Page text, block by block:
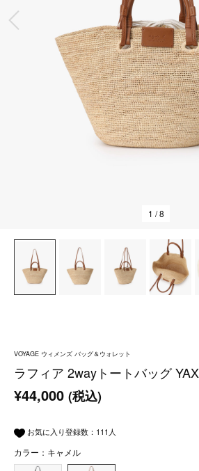
前の画像
1 / 8
VOYAGE ウィメンズ バッグ＆ウォレット
ラフィア 2wayトートバッグ
¥44,000 (税込)
お気に入り登録数： 111 人
カラー：キャメル